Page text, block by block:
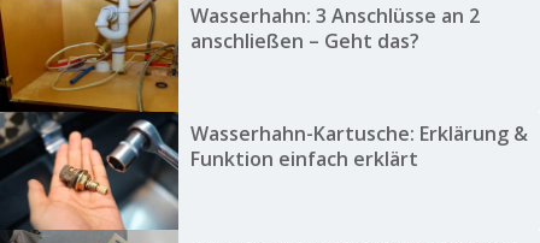
Wasserhahn: 3 Anschlüsse an 2
anschließen – Geht das?
Wasserhahn-Kartusche: Erklärung &
Funktion einfach erklärt